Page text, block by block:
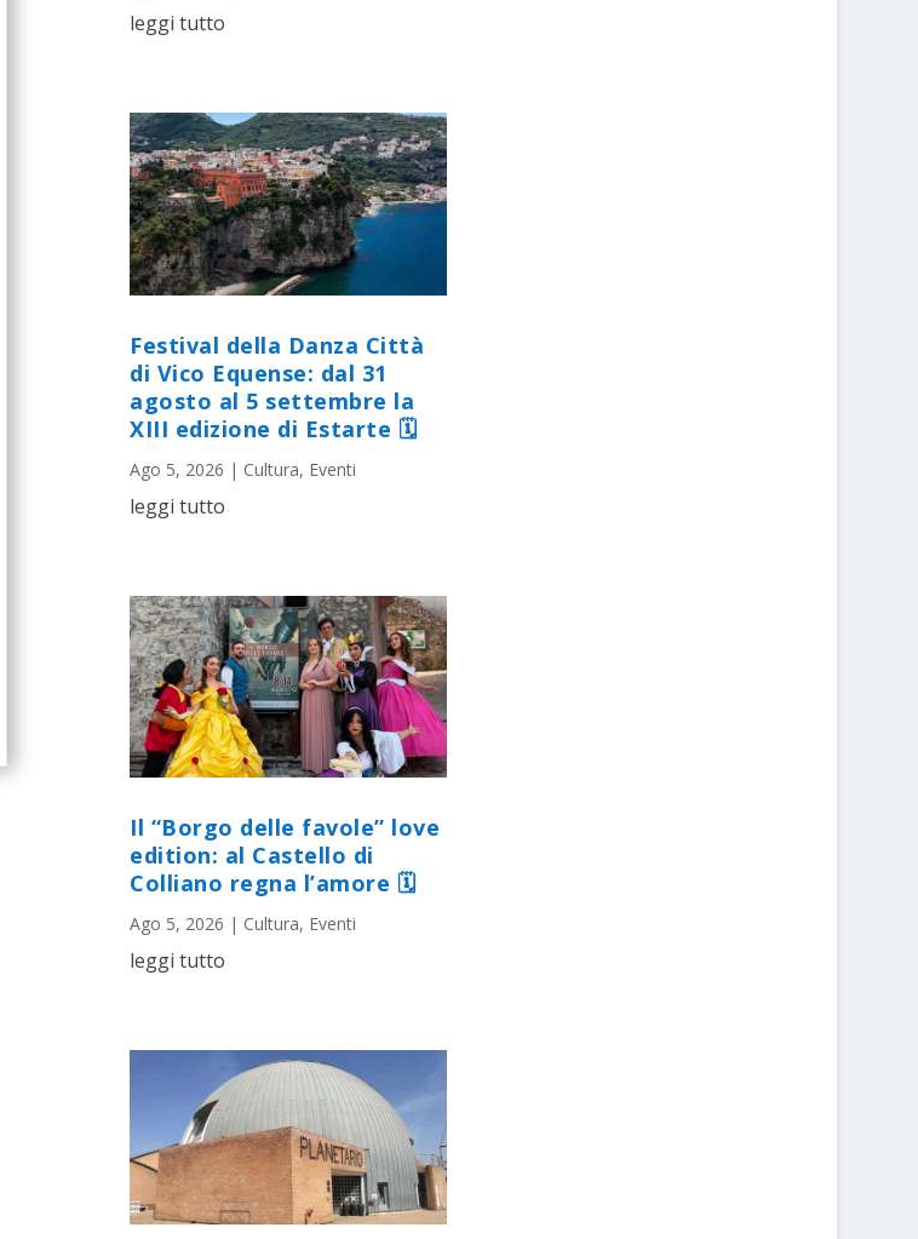
leggi tutto
Festival della Danza Città
di Vico Equense: dal 31
agosto al 5 settembre la
XIII edizione di Estarte 🗓
Ago 5, 2026 | Cultura, Eventi
leggi tutto
Il “Borgo delle favole” love
edition: al Castello di
Colliano regna l’amore 🗓
Ago 5, 2026 | Cultura, Eventi
leggi tutto